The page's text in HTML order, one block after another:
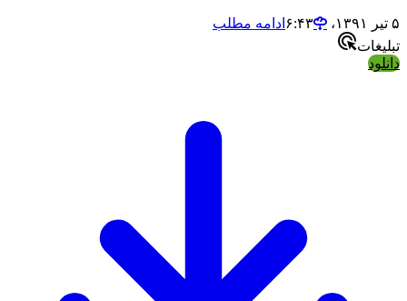
۵ تیر ۱۳۹۱،‏ ۶:۴۳
ادامه مطلب
تبلیغات
دانلود